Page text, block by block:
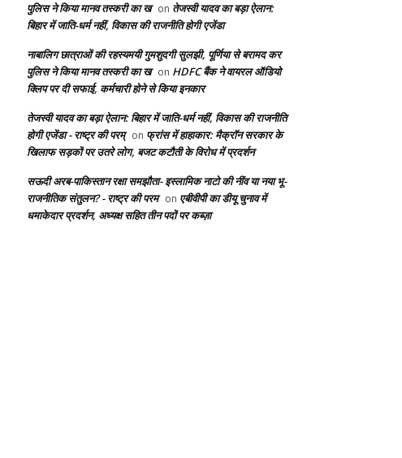
पुलिस ने किया मानव तस्करी का ख on तेजस्वी यादव का बड़ा ऐलान:
बिहार में जाति-धर्म नहीं, विकास की राजनीति होगी एजेंडा
नाबालिग छात्राओं की रहस्यमयी गुमशुदगी सुलझी, पूर्णिया से बरामद कर
पुलिस ने किया मानव तस्करी का ख on HDFC बैंक ने वायरल ऑडियो
क्लिप पर दी सफाई, कर्मचारी होने से किया इनकार
तेजस्वी यादव का बड़ा ऐलान: बिहार में जाति-धर्म नहीं, विकास की राजनीति
होगी एजेंडा - राष्ट्र की परम् on फ्रांस में हाहाकार: मैक्रॉन सरकार के
खिलाफ सड़कों पर उतरे लोग, बजट कटौती के विरोध में प्रदर्शन
सऊदी अरब-पाकिस्तान रक्षा समझौता- इस्लामिक नाटो की नींव या नया भू-
राजनीतिक संतुलन? - राष्ट्र की परम on एबीवीपी का डीयू चुनाव में
धमाकेदार प्रदर्शन, अध्यक्ष सहित तीन पदों पर कब्ज़ा